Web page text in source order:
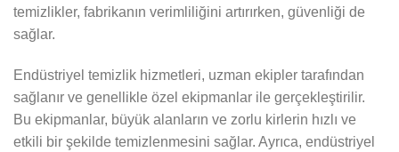
temizlikler, fabrikanın verimliliğini artırırken, güvenliği de
sağlar.
Endüstriyel temizlik hizmetleri, uzman ekipler tarafından
sağlanır ve genellikle özel ekipmanlar ile gerçekleştirilir.
Bu ekipmanlar, büyük alanların ve zorlu kirlerin hızlı ve
etkili bir şekilde temizlenmesini sağlar. Ayrıca, endüstriyel